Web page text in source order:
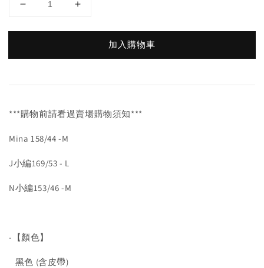
加入購物車
***購物前請看過賣場購物須知***
Mina 158/44 -M
J小編169/53 - L
N小編153/46 -M
-【顏色】
黑色 (含皮帶)